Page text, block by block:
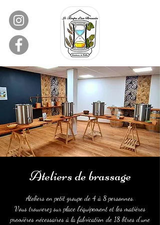
Ateliers de brassage
Ateliers en petit groupe de 4 à 8 personnes.
Vous trouverez sur place l'équipement et les matières
premières nécessaires à la fabrication de 18 litres d'une